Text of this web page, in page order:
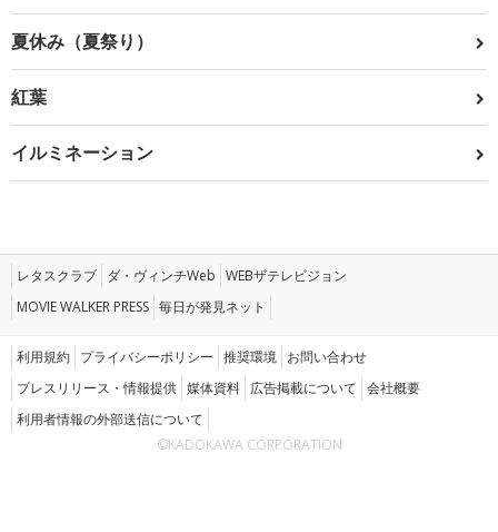
夏休み（夏祭り）
紅葉
イルミネーション
レタスクラブ ダ・ヴィンチWeb WEBザテレビジョン
MOVIE WALKER PRESS 毎日が発見ネット
利用規約 プライバシーポリシー 推奨環境 お問い合わせ
プレスリリース・情報提供 媒体資料 広告掲載について 会社概要
利用者情報の外部送信について
©KADOKAWA CORPORATION